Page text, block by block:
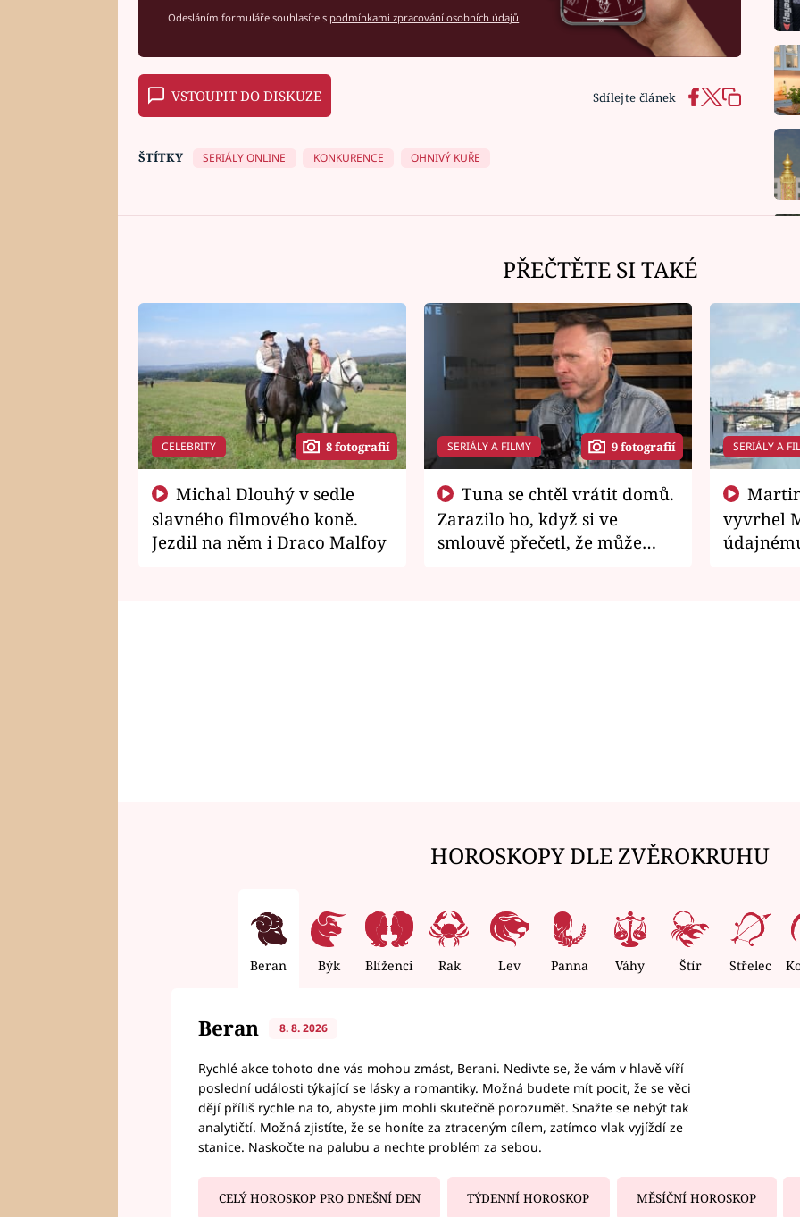
Odesláním formuláře souhlasíte s podmínkami zpracování osobních údajů
VSTOUPIT DO DISKUZE Sdílejte článek
ŠTÍTKY SERIÁLY ONLINE KONKURENCE OHNIVÝ KUŘE
PŘEČTĚTE SI TAKÉ
CELEBRITY 8 fotografií
slavného filmového koně.
Jezdil na něm i Draco Malfoy
SERIÁLY A FILMY 9 fotografií
Zarazilo ho, když si ve
smlouvě přečetl, že může
SERIÁLY A
vyvrhel
HOROSKOPY DLE ZVĚROKRUHU
Beran Býk Blíženci Rak Lev Panna Váhy Štír Střelec
Beran 8. 8. 2026
Rychlé akce tohoto dne vás mohou zmást, Berani. Nedivte se, že vám v hlavě víří
poslední události týkající se lásky a romantiky. Možná budete mít pocit, že se věci
dějí příliš rychle na to, abyste jim mohli skutečně porozumět. Snažte se nebýt tak
analytičtí. Možná zjistíte, že se honíte za ztraceným cílem, zatímco vlak vyjíždí ze
stanice. Naskočte na palubu a nechte problém za sebou.
CELÝ HOROSKOP PRO DNEŠNÍ DEN TÝDENNÍ HOROSKOP MĚSÍČNÍ HOROSKOP